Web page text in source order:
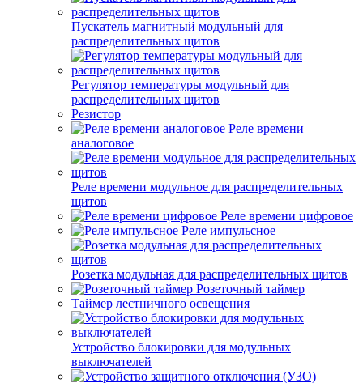
Пускатель магнитный модульный для
распределительных щитов
Регулятор температуры модульный для
распределительных щитов
Резистор
Реле времени
аналоговое
Реле времени модульное для распределительных
щитов
Реле времени цифровое
Реле импульсное
Розетка модульная для распределительных щитов
Розеточный таймер
Таймер лестничного освещения
Устройство блокировки для модульных
выключателей